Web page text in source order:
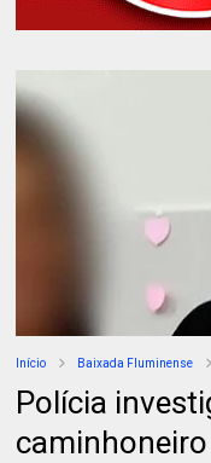
Início Baixada Fluminense
Polícia